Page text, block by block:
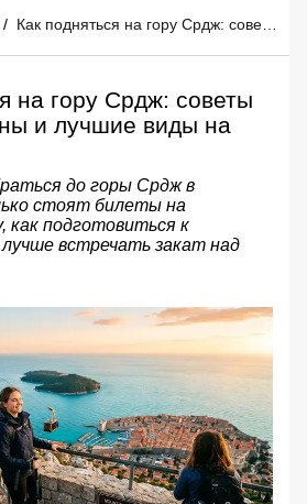
/
на гору Срдж: советы
и лучшие виды на
до горы Срдж в
стоят билеты на
как подготовиться к
лучше встречать закат над